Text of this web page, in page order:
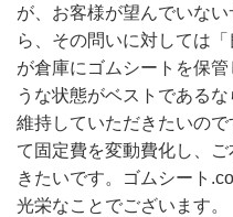
が、お客様が望んでいな
ら、その問いに対しては
が倉庫にゴムシートを保
うな状態がベストである
維持していただきたいの
て固定費を変動費化し、
きたいです。ゴムシート
光栄なことでございます。